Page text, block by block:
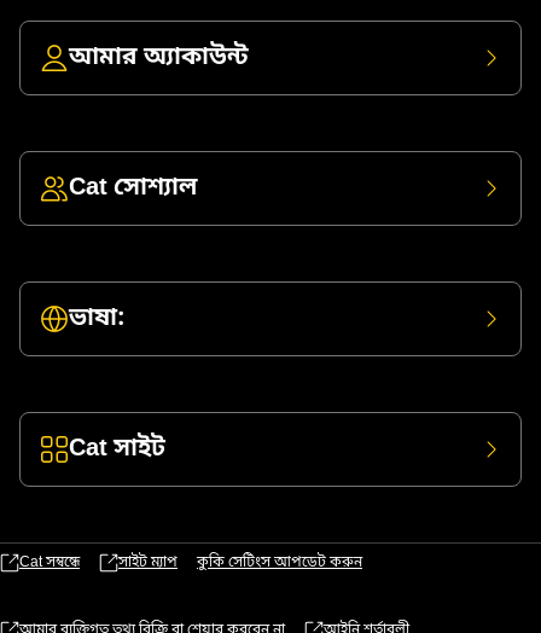
আমার অ্যাকাউন্ট
Cat সোশ্যাল
ভাষা:
Cat সাইট
Cat সম্বন্ধে সাইট ম্যাপ কুকি সেটিংস আপডেট করুন